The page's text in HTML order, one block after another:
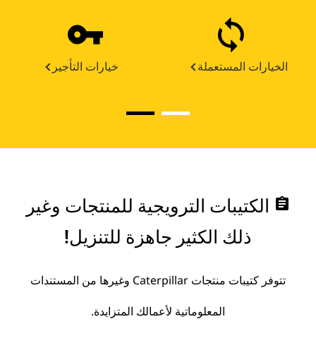
خيارات التأجير الخيارات المستعملة
assignment الكتيبات الترويجية للمنتجات وغير
ذلك الكثير جاهزة للتنزيل!
تتوفر كتيبات منتجات Caterpillar وغيرها من المستندات
المعلوماتية لأعمالك المتزايدة.